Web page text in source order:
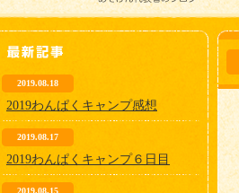
2019.08.18
2019わんぱくキャンプ感想
2019.08.17
2019わんぱくキャンプ６日目
2019.08.15